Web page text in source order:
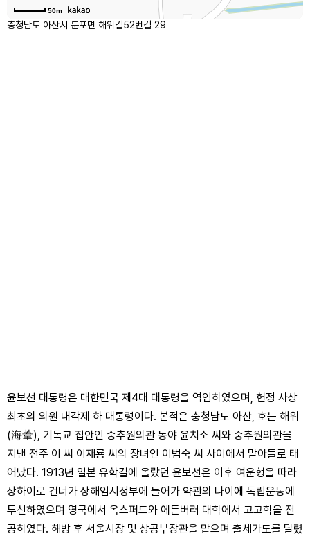
50m
충청남도 아산시 둔포면 해위길52번길 29
윤보선 대통령은 대한민국 제4대 대통령을 역임하였으며, 헌정 사상
최초의 의원 내각제 하 대통령이다. 본적은 충청남도 아산, 호는 해위
(海葦), 기독교 집안인 중추원의관 동야 윤치소 씨와 중추원의관을
지낸 전주 이 씨 이재룡 씨의 장녀인 이범숙 씨 사이에서 맏아들로 태
어났다. 1913년 일본 유학길에 올랐던 윤보선은 이후 여운형을 따라
상하이로 건너가 상해임시정부에 들어가 약관의 나이에 독립운동에
투신하였으며 영국에서 옥스퍼드와 에든버러 대학에서 고고학을 전
공하였다. 해방 후 서울시장 및 상공부장관을 맡으며 출세가도를 달렸